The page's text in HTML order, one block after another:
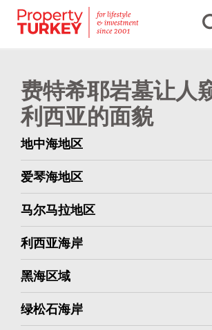
费特希耶岩墓让人
利西亚的面貌
地中海地区
爱琴海地区
马尔马拉地区
利西亚海岸
黑海区域
绿松石海岸